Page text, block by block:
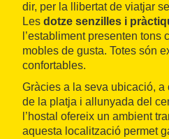
dir, per la llibertat de viatjar
Les dotze senzilles i
l’establiment presenten tons
mobles de gusta. Totes són
confortables.
Gràcies a la seva ubicació, a
de la platja i allunyada del
l’hostal ofereix un ambient
aquesta localització permet